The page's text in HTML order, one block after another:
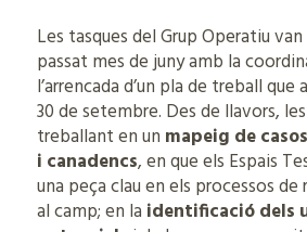
Les tasques del Grup Operatiu
passat mes de juny amb la
l’arrencada d’un pla de treball
30 de setembre. Des de llavors,
treballant en un mapeig de
i canadencs, en que els Espais
una peça clau en els processos
al camp; en la identificació dels